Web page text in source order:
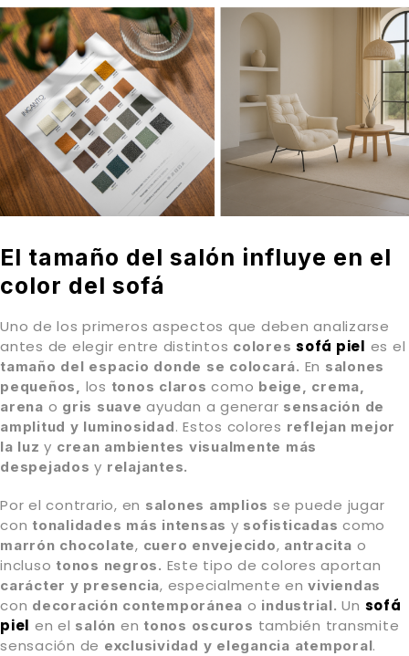
El tamaño del salón influye en el
color del sofá
Uno de los primeros aspectos que deben analizarse
antes de elegir entre distintos colores sofá piel es el
tamaño del espacio donde se colocará. En salones
pequeños, los tonos claros como beige, crema,
arena o gris suave ayudan a generar sensación de
amplitud y luminosidad. Estos colores reflejan mejor
la luz y crean ambientes visualmente más
despejados y relajantes.
Por el contrario, en salones amplios se puede jugar
con tonalidades más intensas y sofisticadas como
marrón chocolate, cuero envejecido, antracita o
incluso tonos negros. Este tipo de colores aportan
carácter y presencia, especialmente enviviendas
con decoración contemporánea o industrial. Un sofá
piel en el salón en tonos oscuros también transmite
sensación de exclusividad y elegancia atemporal.